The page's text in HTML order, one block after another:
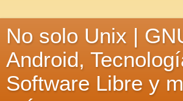
No solo Unix |
Android,
Software Libre y